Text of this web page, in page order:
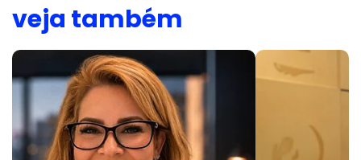
veja também